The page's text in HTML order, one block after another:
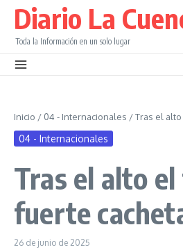
Diario La
Toda la Información en un solo lugar
Inicio / 04 - Internacionales /Tras el
04 - Internacionales
Tras el alto
fuerte
26 de junio de 2025